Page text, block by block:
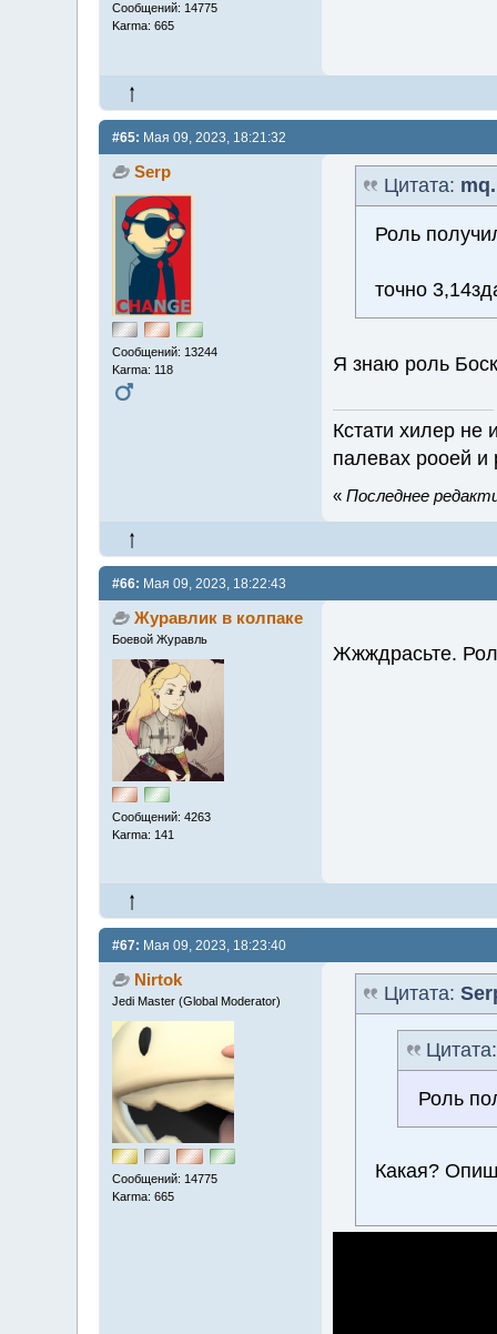
Сообщений: 14775
Karma: 665
#65: Мая 09, 2023, 18:21:32
Serp
Сообщений: 13244
Karma: 118
Цитата:
Роль
точно
Я знаю роль
Кстати хилер не
палевах рооей
« Последнее
#66: Мая 09, 2023, 18:22:43
Журавлик в колпаке
Боевой Журавль
Сообщений: 4263
Karma: 141
Жжждрасьте.
#67: Мая 09, 2023, 18:23:40
Nirtok
Jedi Master (Global Moderator)
Сообщений: 14775
Karma: 665
Цитата:
Роль
Какая?